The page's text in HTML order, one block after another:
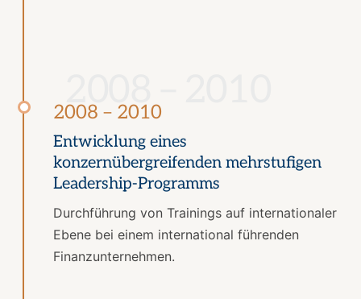
2008 – 2010
Entwicklung eines
konzernübergreifenden mehrstufigen
Leadership-Programms
Durchführung von Trainings auf internationaler
Ebene bei einem international führenden
Finanzunternehmen.